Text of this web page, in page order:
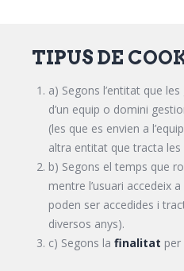
TIPUS DE
a) Segons l’entitat que
d’un equip o domini
(les que es envien a
altra entitat que tracta
b) Segons el temps que
mentre l’usuari accedeix
poden ser accedides i
diversos anys).
c) Segons la finalitat